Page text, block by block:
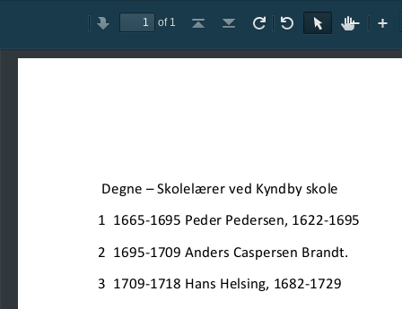
PreviousNext
of 1
Go
Go
RotateRotateText
HandZoom
Degne –Skolelærer ved Kyndby skole
1  1665-1695 Peder Pedersen, 1622-1695
2  1695-1709 Anders Caspersen Brandt.
3  1709-1718 Hans Helsing, 1682-1729